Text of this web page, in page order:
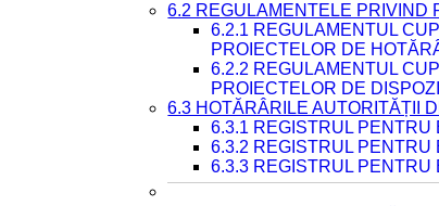
6.2 REGULAMENTELE PRIVIND
6.2.1 REGULAMENTUL
PROIECTELOR DE
6.2.2 REGULAMENTUL
PROIECTELOR DE
6.3 HOTĂRÂRILE AUTORITĂȚII
6.3.1 REGISTRUL PENTRU
6.3.2 REGISTRUL
6.3.3 REGISTRUL